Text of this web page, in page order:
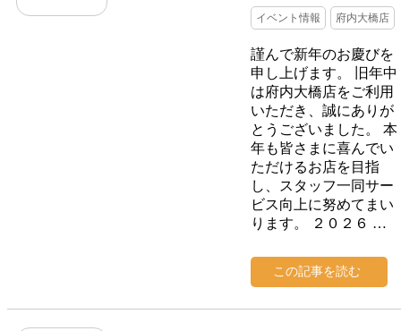
イベント情報 府内大橋店
謹んで新年のお慶びを
申し上げます。 旧年中
は府内大橋店をご利用
いただき、誠にありが
とうございました。 本
年も皆さまに喜んでい
ただけるお店を目指
し、スタッフ一同サー
ビス向上に努めてまい
ります。 ２０２６ …
この記事を読む